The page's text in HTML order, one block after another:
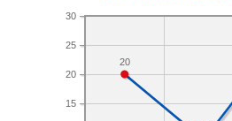
15
20
25
30
20